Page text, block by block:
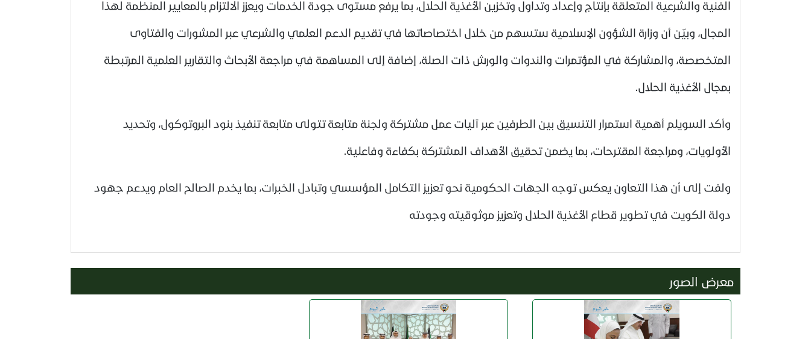
الفنية والشرعية المتعلقة بإنتاج وإعداد وتداول وتخزين الأغذية الحلال، بما يرفع مستوى جودة الخدمات ويعزز الالتزام بالمعايير المنظمة لهذا
المجال، وبيّن أن وزارة الشؤون الإسلامية ستسهم من خلال اختصاصاتها في تقديم الدعم العلمي والشرعي عبر المشورات والفتاوى
المتخصصة، والمشاركة في المؤتمرات والندوات والورش ذات الصلة، إضافة إلى المساهمة في مراجعة الأبحاث والتقارير العلمية المرتبطة
بمجال الأغذية الحلال.
وأكد السويلم أهمية استمرار التنسيق بين الطرفين عبر آليات عمل مشتركة ولجنة متابعة تتولى متابعة تنفيذ بنود البروتوكول، وتحديد
الأولويات، ومراجعة المقترحات، بما يضمن تحقيق الأهداف المشتركة بكفاءة وفاعلية.
ولفت إلى أن هذا التعاون يعكس توجه الجهات الحكومية نحو تعزيز التكامل المؤسسي وتبادل الخبرات، بما يخدم الصالح العام ويدعم جهود
دولة الكويت في تطوير قطاع الأغذية الحلال وتعزيز موثوقيته وجودته
معرض الصور